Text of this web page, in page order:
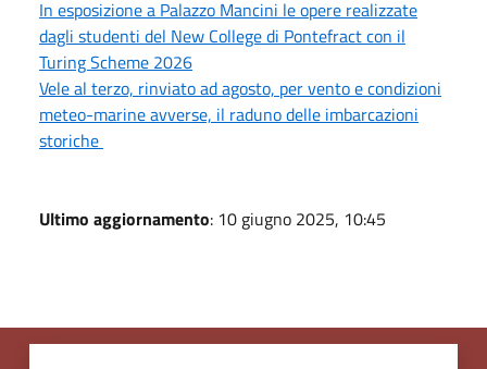
In esposizione a Palazzo Mancini le opere realizzate
dagli studenti del New College di Pontefract con il
Turing Scheme 2026
Vele al terzo, rinviato ad agosto, per vento e condizioni
meteo-marine avverse, il raduno delle imbarcazioni
storiche
Ultimo aggiornamento: 10 giugno 2025, 10:45